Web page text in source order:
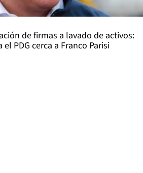
de firmas a lavado de activos:
PDG cerca a Franco Parisi